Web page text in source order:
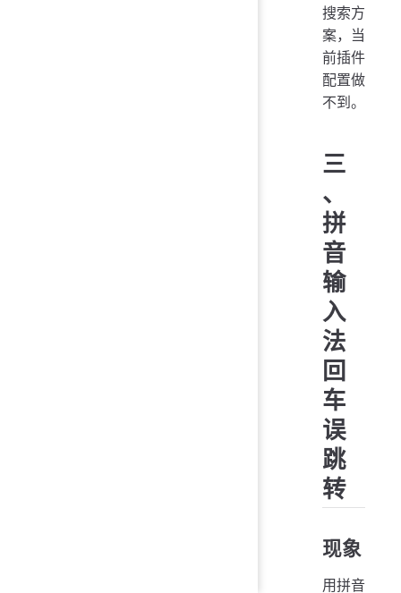
搜索方
案，当
前插件
配置做
不到。
三
、
拼
音
输
入
法
回
车
误
跳
转
现象
用拼音